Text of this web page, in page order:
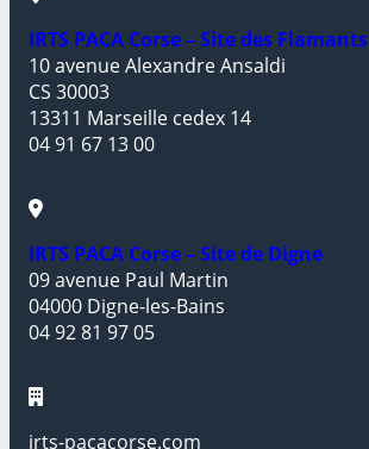
IRTS PACA Corse – Site des Flamants
10 avenue Alexandre Ansaldi
CS 30003
13311 Marseille cedex 14
04 91 67 13 00
IRTS PACA Corse – Site de Digne
09 avenue Paul Martin
04000 Digne-les-Bains
04 92 81 97 05
irts-pacacorse.com